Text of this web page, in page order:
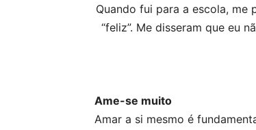
Quando fui para a escola, me
“feliz”. Me disseram que eu
Ame-se muito
Amar a si mesmo é